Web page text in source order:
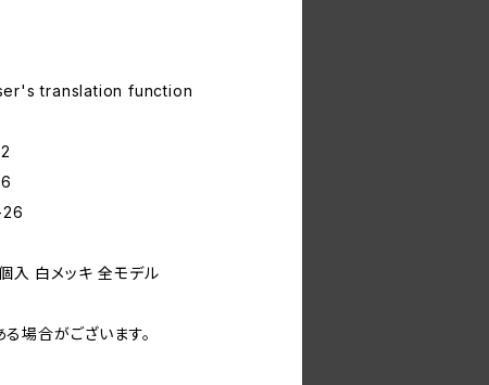
translation function
26
入 白メッキ 全モデル
場合がございます。